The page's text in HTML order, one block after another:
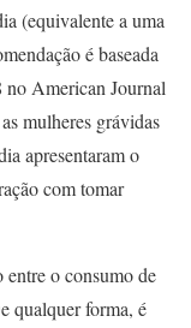
(equivalente a uma
é baseada
no American Journal
mulheres grávidas
apresentaram o
com tomar
entre o consumo de
qualquer forma, é